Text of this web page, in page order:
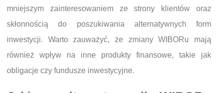
mniejszym zainteresowaniem ze strony klientów oraz
skłonnością do poszukiwania alternatywnych form
inwestycji. Warto zauważyć, że zmiany WIBORu mają
również wpływ na inne produkty finansowe, takie jak
obligacje czy fundusze inwestycyjne.